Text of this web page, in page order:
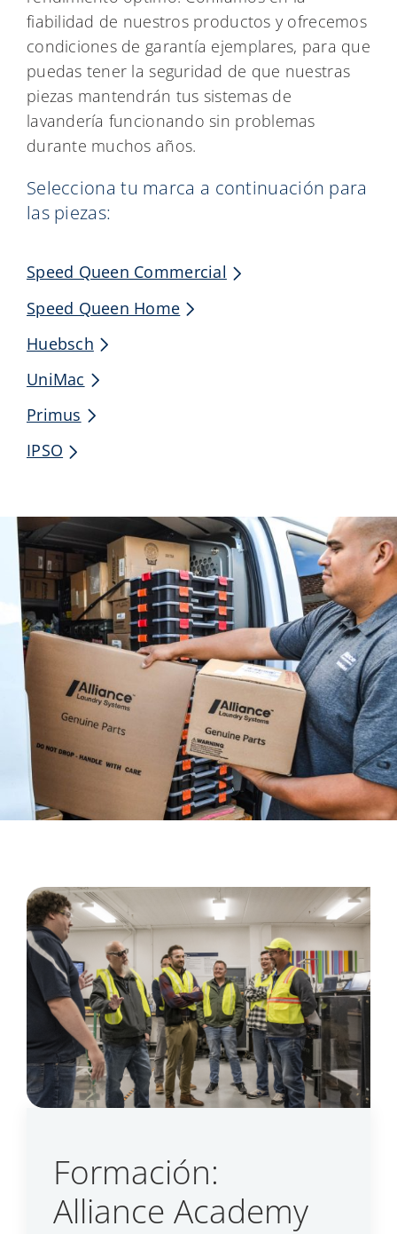
fiabilidad de nuestros productos y ofrecemos
condiciones de garantía ejemplares, para que
puedas tener la seguridad de que nuestras
piezas mantendrán tus sistemas de
lavandería funcionando sin problemas
durante muchos años.
Selecciona tu marca a continuación para
las piezas:
Speed Queen Commercial
Speed Queen Home
Huebsch
UniMac
Primus
IPSO
Formación:
Alliance Academy